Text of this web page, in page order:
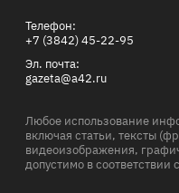
Телефон:
+7 (3842) 45-22-95
Эл. почта:
gazeta@a42.ru
Любое использование
включая статьи, тексты
видеоизображения,
допустимо в соответствии с